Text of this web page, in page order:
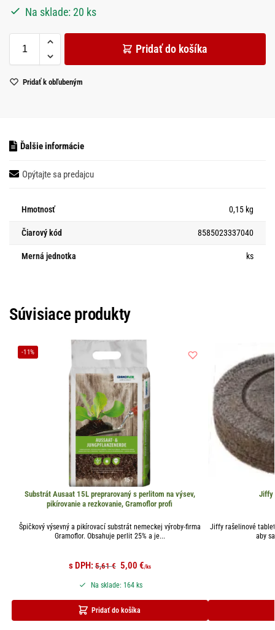
Na sklade: 20 ks
Pridať do košíka
Pridať k obľubeným
Ďalšie informácie
Opýtajte sa predajcu
Hmotnosť 0,15 kg
Čiarový kód 8585023337040
Merná jednotka ks
Súvisiace produkty
-11%
Substrát Ausaat 15L preprarovaný s perlitom na výsev,
pikírovanie a rezkovanie, Gramoflor profi
Špičkový výsevný a pikírovací substrát nemeckej výroby-firma
Gramoflor. Obsahuje perlit 25% a je...
s DPH:5,61€ 5,00 €/ks
Pridať do košíka
Na sklade: 164 ks
Jiffy
Jiffy rašelinové
aby